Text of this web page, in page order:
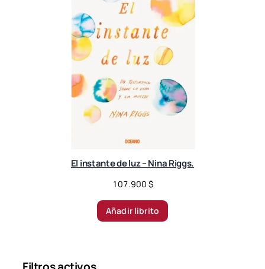
El instante de luz – Nina Riggs.
107.900 $
Añadir librito